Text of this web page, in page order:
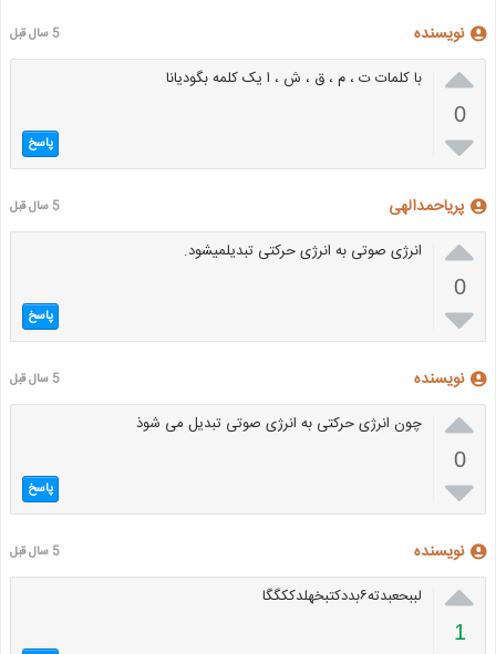
نویسنده 5 سال قبل

0

با کلمات ت ، م ، ق ، ش ، ا یک کلمه بگودیانا
پاسخ
پریاحمدالهی 5 سال قبل

0

انرژی صوتی به انرژی حرکتی تبدیلمیشود.
پاسخ
نویسنده 5 سال قبل

0

چون انرژی حرکتی به انرژی صوتی تبدیل می شوذ
پاسخ
نویسنده 5 سال قبل

1
لببحعبدته۶بددکتبخهلدککگگا